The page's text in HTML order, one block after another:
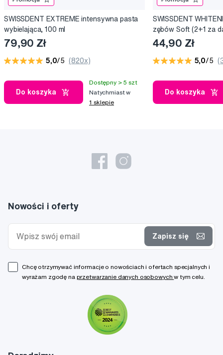
SWISSDENT EXTREME intensywna pasta
wybielająca, 100 ml
79,90 Zł
5,0/5 (820x)
Do koszyka
Dostępny > 5 szt
Natychmiast w
1 sklepie
SWISSDENT
zębów Soft (2+1 za
44,90 Zł
5,0/5
Do koszyka
Nowości i oferty
Zapisz się
Chcę otrzymywać informacje o nowościach i ofertach specjalnych i
wyrażam zgodę na przetwarzanie danych osobowychw tym celu.